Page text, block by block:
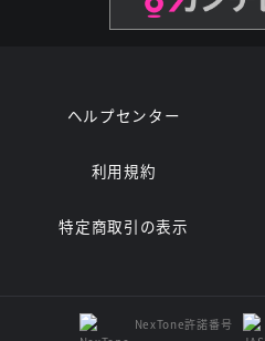
ヘルプセンター
利用規約
特定商取引の表示
NexTone許諾番号